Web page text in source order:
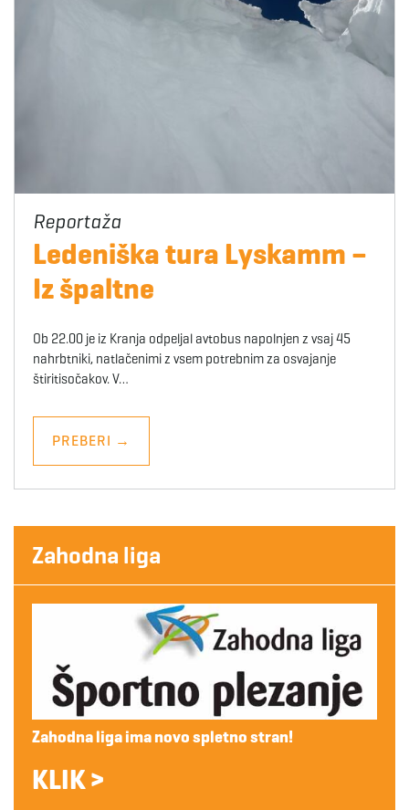
Ledeniška tura Lyskamm –
Iz špaltne
Ob 22.00 je iz Kranja odpeljal avtobus napolnjen z vsaj 45
nahrbtniki, natlačenimi z vsem potrebnim za osvajanje
štiritisočakov. V…
PREBERI →
Zahodna liga
Zahodna liga ima novo spletno stran!
KLIK >